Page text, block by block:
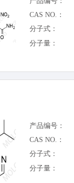
CAS NO.：
分子式：
分子量：
产品编号：
CAS NO.：
分子式：
分子量：